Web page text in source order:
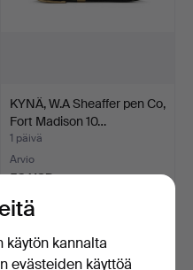
KYNÄ, W.A Sheaffer pen Co,
Fort Madison 10…
1 päivä
Arvio
53 USD
käytön kannalta
evästeiden käyttöä